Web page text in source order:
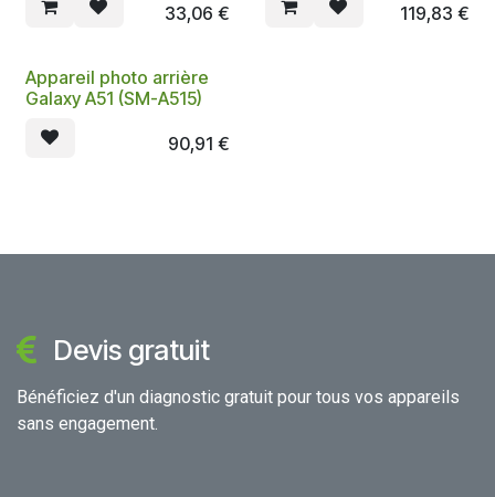
33,06 € 119,83 €
Appareil photo arrière
Galaxy A51 (SM-A515)
90,91 €
Devis gratuit
Bénéficiez d'un diagnostic gratuit pour tous vos appareils
sans engagement.